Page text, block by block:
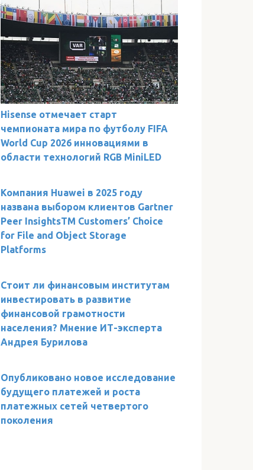
Hisense отмечает старт
чемпионата мира по футболу FIFA
World Cup 2026 инновациями в
области технологий RGB MiniLED
Компания Huawei в 2025 году
названа выбором клиентов Gartner
Peer InsightsTM Customers’ Choice
for File and Object Storage
Platforms
Стоит ли финансовым институтам
инвестировать в развитие
финансовой грамотности
населения? Мнение ИТ-эксперта
Андрея Бурилова
Опубликовано новое исследование
будущего платежей и роста
платежных сетей четвертого
поколения